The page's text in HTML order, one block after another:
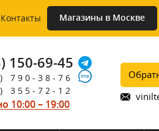
Контакты Магазины в Москве
150-69-45
790-38-76
355-72-12
10:00 – 19:00